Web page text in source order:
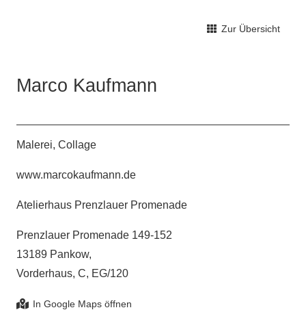
Zur Übersicht
Marco Kaufmann
Malerei, Collage
www.marcokaufmann.de
Atelierhaus Prenzlauer Promenade
Prenzlauer Promenade 149-152
13189 Pankow,
Vorderhaus, C, EG/120